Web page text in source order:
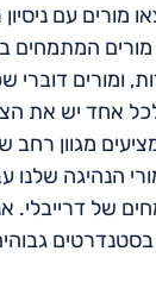
מורים עם
מורים המתמחים
ומורים דוברי
אחד יש את
מגוון רחב
הנהיגה שלנו
של דרייבלי.